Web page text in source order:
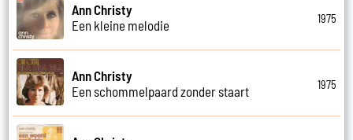
Ann Christy
Een kleine melodie
1975
Ann Christy
Een schommelpaard zonder staart
1975